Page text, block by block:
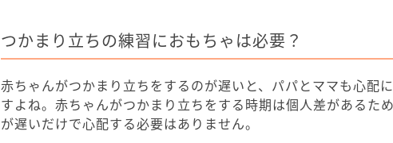
つかまり立ちの練習におもちゃは必要？
赤ちゃんがつかまり立ちをするのが遅いと、パパとママも心配
すよね。赤ちゃんがつかまり立ちをする時期は個人差があるた
が遅いだけで心配する必要はありません。